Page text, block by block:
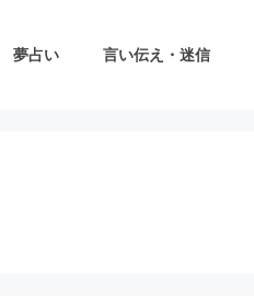
夢占い 言い伝え・迷信